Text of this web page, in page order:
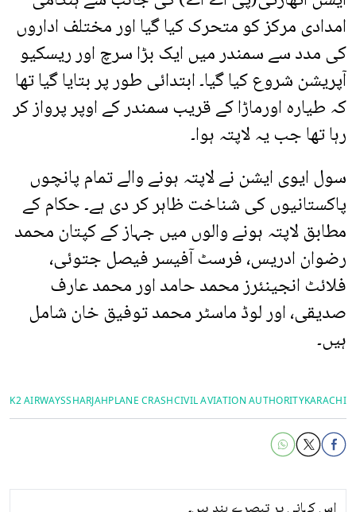
امدادی مرکز کو متحرک کیا گیا اور مختلف اداروں
کی مدد سے سمندر میں ایک بڑا سرچ اور ریسکیو
آپریشن شروع کیا گیا۔ ابتدائی طور پر بتایا گیا تھا
کہ طیارہ اورماڑا کے قریب سمندر کے اوپر پرواز کر
رہا تھا جب یہ لاپتہ ہوا۔
سول ایوی ایشن نے لاپتہ ہونے والے تمام پانچوں
پاکستانیوں کی شناخت ظاہر کر دی ہے۔ حکام کے
مطابق لاپتہ ہونے والوں میں جہاز کے کپتان محمد
رضوان ادریس، فرسٹ آفیسر فیصل جتوئی،
فلائٹ انجینئرز محمد حامد اور محمد عارف
صدیقی، اور لوڈ ماسٹر محمد توفیق خان شامل
ہیں۔
KARACHI
CIVIL AVIATION AUTHORITY
PLANE CRASH
SHARJAH
K2 AIRWAYS